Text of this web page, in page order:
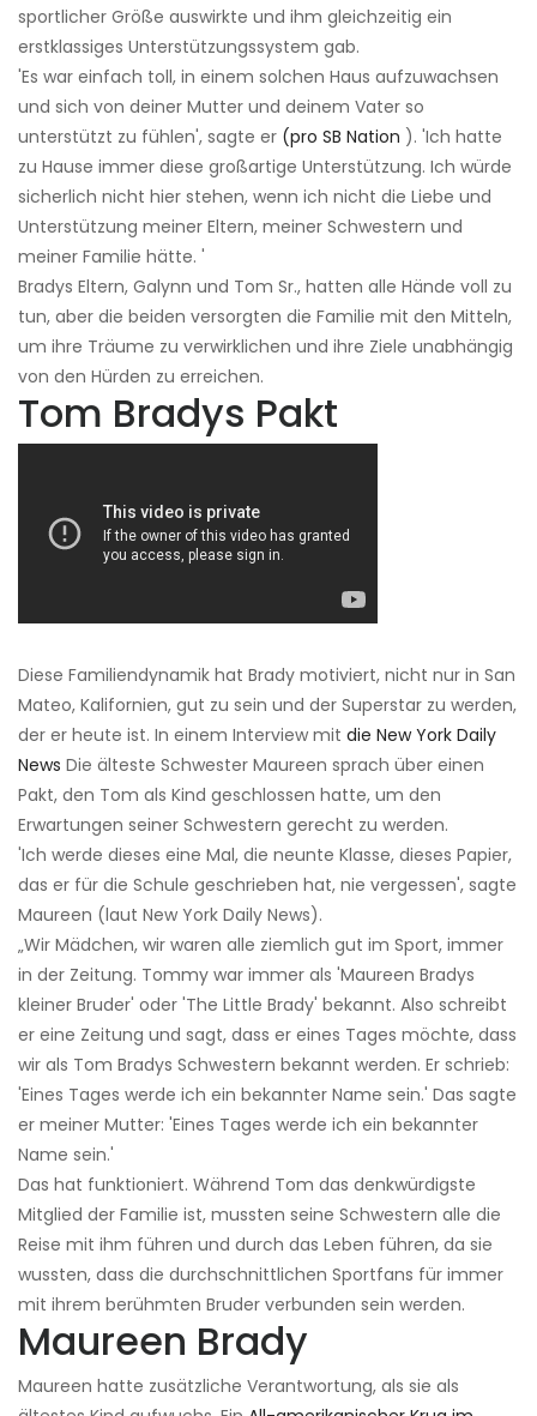
sportlicher Größe auswirkte und ihm gleichzeitig ein
erstklassiges Unterstützungssystem gab.
'Es war einfach toll, in einem solchen Haus aufzuwachsen
und sich von deiner Mutter und deinem Vater so
unterstützt zu fühlen', sagte er (pro SB Nation ). 'Ich hatte
zu Hause immer diese großartige Unterstützung. Ich würde
sicherlich nicht hier stehen, wenn ich nicht die Liebe und
Unterstützung meiner Eltern, meiner Schwestern und
meiner Familie hätte. '
Bradys Eltern, Galynn und Tom Sr., hatten alle Hände voll zu
tun, aber die beiden versorgten die Familie mit den Mitteln,
um ihre Träume zu verwirklichen und ihre Ziele unabhängig
von den Hürden zu erreichen.
Tom Bradys Pakt
Diese Familiendynamik hat Brady motiviert, nicht nur in San
Mateo, Kalifornien, gut zu sein und der Superstar zu werden,
der er heute ist. In einem Interview mit die New York Daily
News Die älteste Schwester Maureen sprach über einen
Pakt, den Tom als Kind geschlossen hatte, um den
Erwartungen seiner Schwestern gerecht zu werden.
'Ich werde dieses eine Mal, die neunte Klasse, dieses Papier,
das er für die Schule geschrieben hat, nie vergessen', sagte
Maureen (laut New York Daily News).
„Wir Mädchen, wir waren alle ziemlich gut im Sport, immer
in der Zeitung. Tommy war immer als 'Maureen Bradys
kleiner Bruder' oder 'The Little Brady' bekannt. Also schreibt
er eine Zeitung und sagt, dass er eines Tages möchte, dass
wir als Tom Bradys Schwestern bekannt werden. Er schrieb:
'Eines Tages werde ich ein bekannter Name sein.' Das sagte
er meiner Mutter: 'Eines Tages werde ich ein bekannter
Name sein.'
Das hat funktioniert. Während Tom das denkwürdigste
Mitglied der Familie ist, mussten seine Schwestern alle die
Reise mit ihm führen und durch das Leben führen, da sie
wussten, dass die durchschnittlichen Sportfans für immer
mit ihrem berühmten Bruder verbunden sein werden.
Maureen Brady
Maureen hatte zusätzliche Verantwortung, als sie als